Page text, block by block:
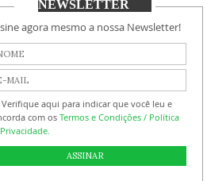
NEWSLETTER
agora mesmo a nossa Newsletter!
Verifique aqui para indicar que você leu e
com osTermos e Condições / Política